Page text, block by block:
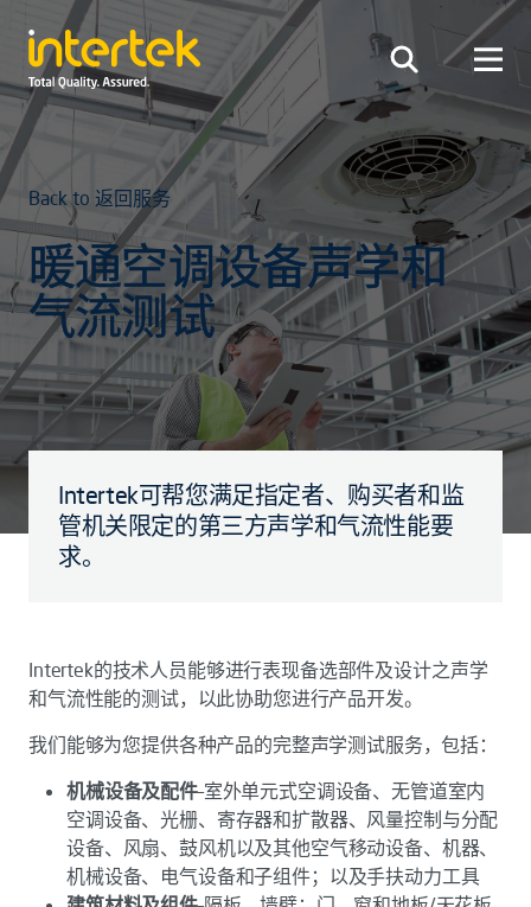
Back to 返回服务
暖通空调设备声学和
气流测试
Intertek可帮您满足指定者、购买者和监
管机关限定的第三方声学和气流性能要
求。
Intertek的技术人员能够进行表现备选部件及设计之声学
和气流性能的测试，以此协助您进行产品开发。
我们能够为您提供各种产品的完整声学测试服务，包括：
机械设备及配件–室外单元式空调设备、无管道室内
空调设备、光栅、寄存器和扩散器、风量控制与分配
设备、风扇、鼓风机以及其他空气移动设备、机器、
机械设备、电气设备和子组件；以及手扶动力工具